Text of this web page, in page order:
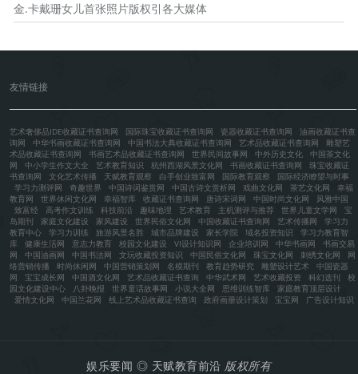
金.卡戴珊女儿首张照片版权引各大媒体
友情链接
艺术奢侈品IDE收藏证书查询网 国际珠宝收藏证书查询网 瓷器收藏证书查询网
油画收藏证书查
询网
中华书画收藏证书查询网 中国书法大典收藏证书查询网 艺术品收藏证书查询网
雕塑艺
术品收藏证书查询网
书画艺术品收藏证书查询网 世界民间故事网 中外历史文化
中国茶文化
网
中小学生作文大全 艺术教育知识 杭州西湖风景文化网 书画收藏证书查询网
珠宝收藏证
书查询网
文化艺术传播 天赋教育观察 白手创业致富网 国际教育观察
国际经济瞭望与时事
学习力测评网
奇趣世界 中国诗词鉴赏网 中国古诗文赏析网 戏曲文化网 茶艺文化网
幸福
教育网
世界休闲文化网 幸福智库 收藏证书查询网 唐诗宋词网 中国时尚文化网
风雅中国
致富经
高考作文训练 科技前沿 趣味地理 艺术教育 主机测评与推荐 世界儿童文学网
宝
岛期刊
家庭文化建设 家风建设 世界民俗文化网 中国收藏证书查询网 艺术传播网
学习力
教育中心
学习力训练 旅游风景名胜 城市品牌建设 家长学院 域名投资知识
学习力教育智
库
健康生活网 意志力教育 校园文化建设 VI设计知识网 企业培训网 中华书画网
书画交易
网
中国油画网 中国书法网 文玩收藏投资知识 中国民俗文化网 珠宝文化网 刺绣文化网
网
络营销传播
时尚休闲网 中国营销策划网 名模期刊 教育趋势研究 雕塑设计艺术
中国瓷器
网
宝宝成长网 中国酒文化网 艺术品收藏证书查询 中华武术网 艺术收藏投资 科幻选刊
校
园文化建设中心
八卦晚报 世界童话故事网 小说大全网 思维训练智库
家庭教育顶层设计
爱情文化网
中国兰花网 线上艺术品收藏证书查询 政府画册设计策划 宝宝网 广告设计知识
娱乐要闻 ◎ 天赋教育前沿 版权所有